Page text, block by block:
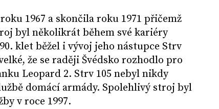
1967 a skončila roku 1971 přičemž
byl několikrát během své kariéry
klet běžel i vývoj jeho nástupce Strv
že se raději Švédsko rozhodlo pro
Leopard 2. Strv 105 nebyl nikdy
domácí armády. Spolehlivý stroj byl
v roce 1997.